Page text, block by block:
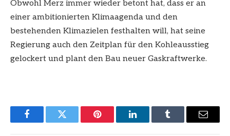
Obwohl Merz immer wieder betont hat, dass er an
einer ambitionierten Klimaagenda und den
bestehenden Klimazielen festhalten will, hat seine
Regierung auch den Zeitplan für den Kohleausstieg
gelockert und plant den Bau neuer Gaskraftwerke.
FacebookTwitter Pinterest LinkedInTumblr Email